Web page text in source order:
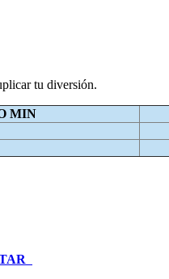
tu diversión.
MIN